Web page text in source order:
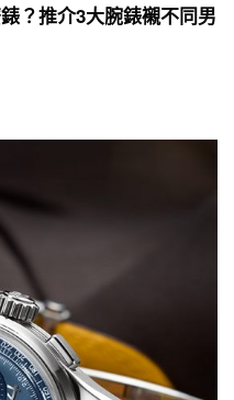
？推介3大腕錶襯不同男